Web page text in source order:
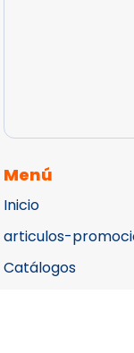
Menú
Inicio
articulos-
Catálogos